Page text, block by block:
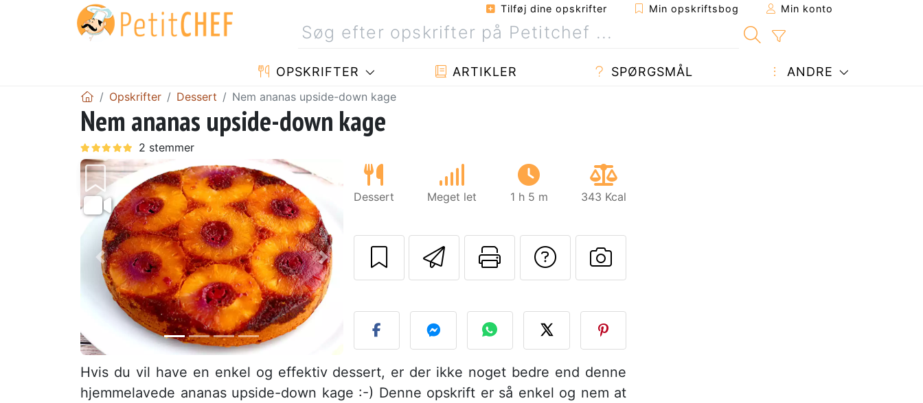
Tilføj dine opskrifter Min opskriftsbog Min konto
OPSKRIFTER ARTIKLER SPØRGSMÅL ANDRE
Opskrifter Dessert Nem ananas upside-down kage
Nem ananas upside-down kage
Tidligere Næste
Dessert Meget let 1 h 5 m 343 Kcal
Send denne opskrift til en ven
Udskriv denne side
Stil et spørgsmål til forfatteren
Send dit billede af denne
Hvis du vil have en enkel og effektiv dessert, er der ikke noget bedre end denne
hjemmelavede ananas upside-down kage :-) Denne opskrift er så enkel og nem at